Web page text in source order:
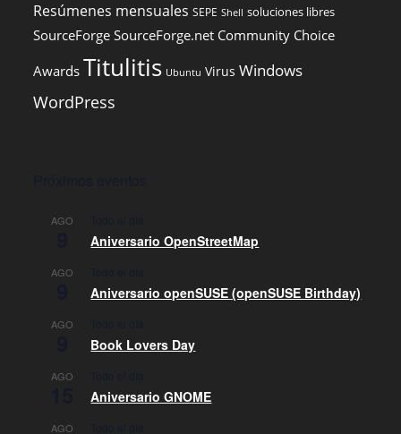
Resúmenes mensuales SEPE Shell soluciones libres
SourceForge SourceForge.net Community Choice
Awards Titulitis Ubuntu Virus Windows
WordPress
AGO
Aniversario OpenStreetMap
AGO
Aniversario openSUSE (openSUSE Birthday)
AGO
Book Lovers Day
AGO
Aniversario GNOME
AGO